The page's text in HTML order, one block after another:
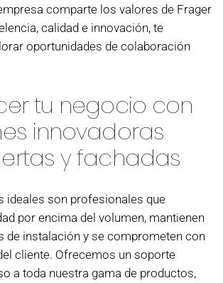
comparte los valores de Frager
calidad e innovación, te
oportunidades de colaboración
tu negocio con
innovadoras
y fachadas
ideales son profesionales que
por encima del volumen, mantienen
de instalación y se comprometen con
cliente. Ofrecemos un soporte
a toda nuestra gama de productos,